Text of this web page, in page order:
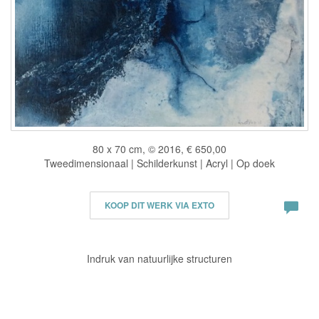
80 x 70 cm, © 2016, € 650,00
Tweedimensionaal | Schilderkunst | Acryl | Op doek
KOOP DIT WERK VIA EXTO
Indruk van natuurlijke structuren